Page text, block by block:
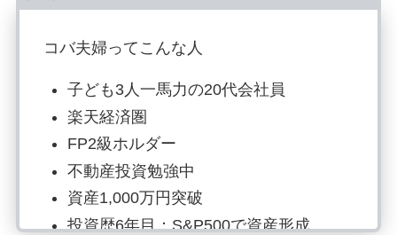
コバ夫婦ってこんな人
子ども3人一馬力の20代会社員
楽天経済圏
FP2級ホルダー
不動産投資勉強中
資産1,000万円突破
投資歴6年目：S&P500で資産形成